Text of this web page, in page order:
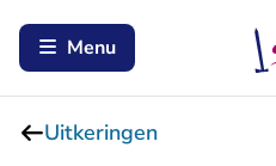
Menu
Uitkeringen